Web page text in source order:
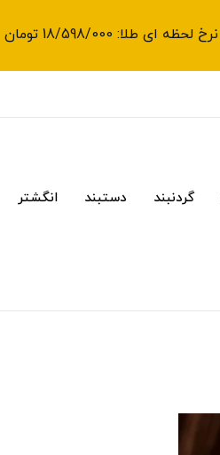
نرخ لحظه ای طلا: 18/598/000 تومان
گردنبند دستبند انگشتر